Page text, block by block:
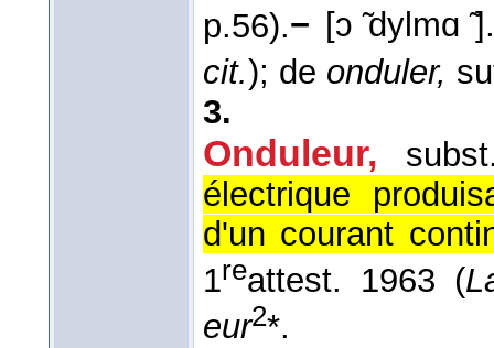
p.56).− [ɔ ̃dylmɑ
cit.); de onduler,
3.
Onduleur,
électrique
d'un courant
1reattest. 1963 (
eur2*.